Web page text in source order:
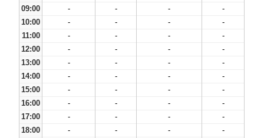
09:00
- - -
-
10:00
- - -
-
11:00
- - -
-
12:00
- - -
-
13:00
- - -
-
14:00
- - -
-
15:00
- - -
-
16:00
- - -
-
17:00
- - -
-
18:00
- - -
-